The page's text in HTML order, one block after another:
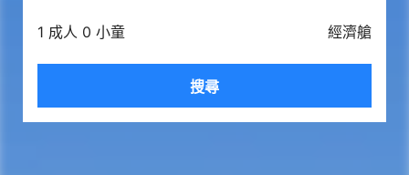
1 成人 0 小童 經濟艙
搜尋